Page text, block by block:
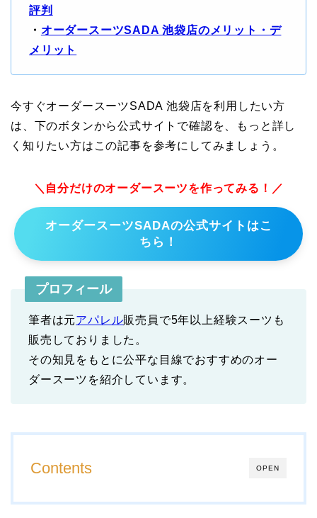
評判
・ オーダースーツSADA 池袋店のメリット・デ
メリット
今すぐオーダースーツSADA 池袋店を利用したい方
は、下のボタンから公式サイトで確認を、もっと詳し
く知りたい方はこの記事を参考にしてみましょう。
＼自分だけのオーダースーツを作ってみる！／
オーダースーツSADAの公式サイトはこ
ちら！
プロフィール
筆者は元アパレル販売員で5年以上経験スーツも
販売しておりました。
その知見をもとに公平な目線でおすすめのオー
ダースーツを紹介しています。
OPEN
Contents